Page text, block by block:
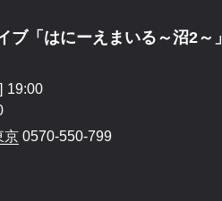
ブ「はにーえまいる～沼2～」
19:00
京 0570-550-799